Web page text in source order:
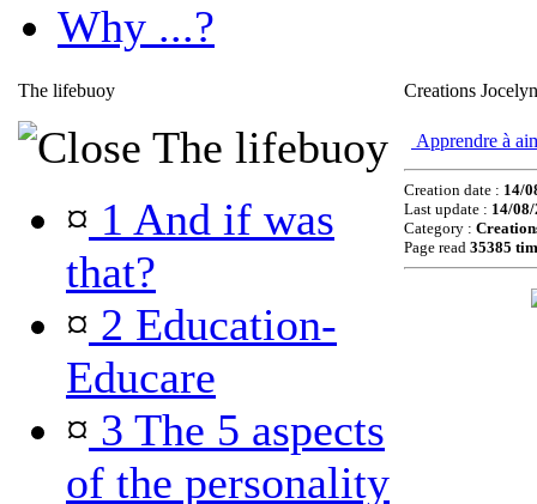
Why ...?
The lifebuoy
The lifebuoy
¤ 1 And if was
that?
¤ 2 Education-
Educare
¤ 3 The 5 aspects
of the personality
Creations
Apprendre à
Creation date : 14/
Last update : 14/
Category :
Page read 35385